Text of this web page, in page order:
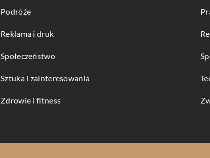
Podróże
Reklama i druk
Społeczeństwo
Sztuka i zainteresowania
Zdrowie i fitness